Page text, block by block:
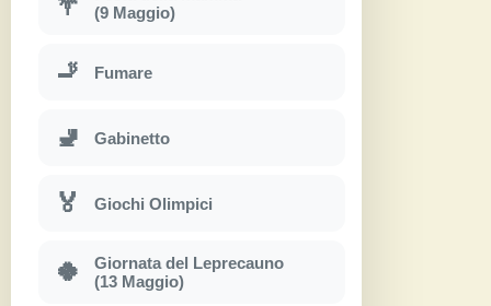
(9 Maggio)
🚬 Fumare
🚽 Gabinetto
🏅 Giochi Olimpici
🍀
Giornata del Leprecauno
(13 Maggio)